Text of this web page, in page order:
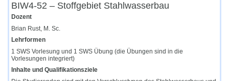
BIW4-52 – Stoffgebiet Stahlwasserbau
Dozent
Brian Rust, M. Sc.
Lehrformen
1 SWS Vorlesung und 1 SWS Übung (die Übungen sind in die
Vorlesungen integriert)
Inhalte und Qualifikationsziele